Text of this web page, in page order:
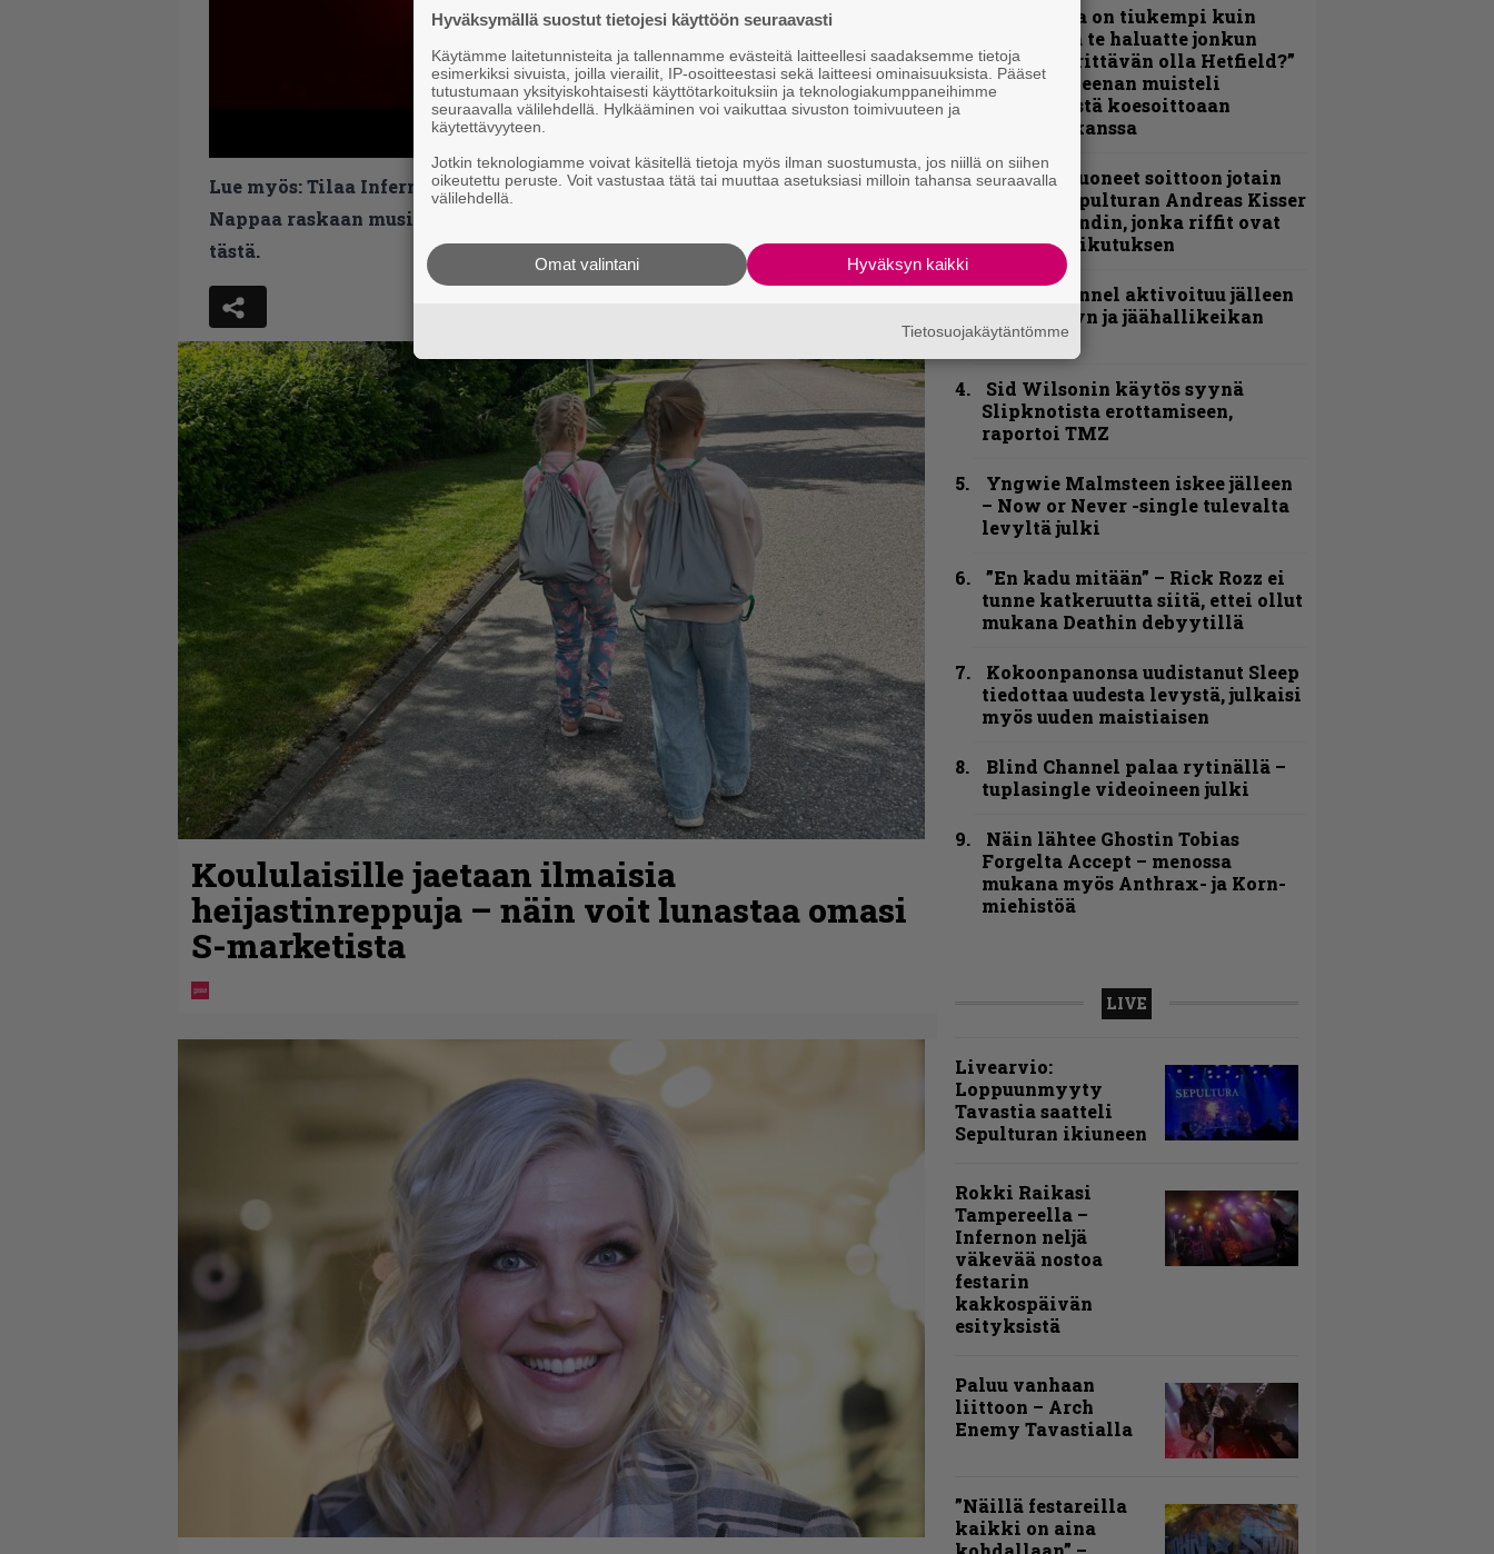
Lue myös:Tilaa Infernon uutiskirje ja tiedät mistä kahvitauolla puhutaan!
Nappaa raskaan musiikin uutiset ja puheenaiheet suoraan sähköpostiin
tästä.
Koululaisille jaetaan ilmaisia
heijastinreppuja – näin voit lunastaa omasi
S-marketista
”Metallica on tiukempi kuin
koskaan ja te haluatte jonkun
nulikan yrittävän olla Hetfield?”
– Pepper Keenan muisteli
ensimmäistä koesoittoaan
hevijätin kanssa
”He ovat tuoneet soittoon jotain
uutta” – Sepulturan Andreas Kisser
nimeää bändin, jonka riffit ovat
tehneet vaikutuksen
Blind Channel aktivoituu jälleen
uuden levyn ja jäähallikeikan
merkeissä
Sid Wilsonin käytös syynä
Slipknotista erottamiseen,
raportoi TMZ
Yngwie Malmsteen iskee jälleen
– Now or Never -single tulevalta
levyltä julki
”En kadu mitään” – Rick Rozz ei
tunne katkeruutta siitä, ettei ollut
mukana Deathin debyytillä
Kokoonpanonsa uudistanut Sleep
tiedottaa uudesta levystä, julkaisi
myös uuden maistiaisen
Blind Channel palaa rytinällä –
tuplasingle videoineen julki
Näin lähtee Ghostin Tobias
Forgelta Accept – menossa
mukana myös Anthrax- ja Korn-
miehistöä
LIVE
Livearvio:
Loppuunmyyty
Tavastia saatteli
Sepulturan ikiuneen
Rokki Raikasi
Tampereella –
Infernon neljä
väkevää nostoa
festarin
kakkospäivän
esityksistä
Paluu vanhaan
liittoon – Arch
Enemy Tavastialla
”Näillä festareilla
kaikki on aina
Hyväksymällä suostut tietojesi käyttöön seuraavasti
Käytämme laitetunnisteita ja tallennamme evästeitä laitteellesi saadaksemme tietoja
esimerkiksi sivuista, joilla vierailit, IP-osoitteestasi sekä laitteesi ominaisuuksista. Pääset
tutustumaan yksityiskohtaisesti käyttötarkoituksiin ja teknologiakumppaneihimme
seuraavalla välilehdellä. Hylkääminen voi vaikuttaa sivuston toimivuuteen ja
käytettävyyteen.
Jotkin teknologiamme voivat käsitellä tietoja myös ilman suostumusta, jos niillä on siihen
oikeutettu peruste. Voit vastustaa tätä tai muuttaa asetuksiasi milloin tahansa seuraavalla
välilehdellä.
Hyväksyn kaikki
Omat valintani
Tietosuojakäytäntömme